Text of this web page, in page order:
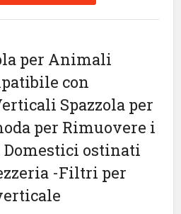
per Animali
con
Spazzola per
per Rimuovere i
ostinati
-Filtri per